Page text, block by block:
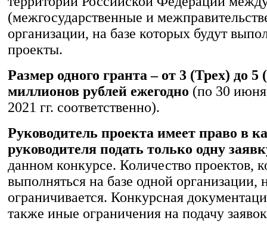
(межгосударственные и
организации, на базе которых будут
проекты.
Размер одного гранта – от 3 (Трех) до
миллионов рублей ежегодно (по 30
2021 гг. соответственно).
Руководитель проекта имеет право в
руководителя подать только одну
данном конкурсе. Количество проектов,
выполняться на базе одной организации,
ограничивается. Конкурсная
также иные ограничения на подачу